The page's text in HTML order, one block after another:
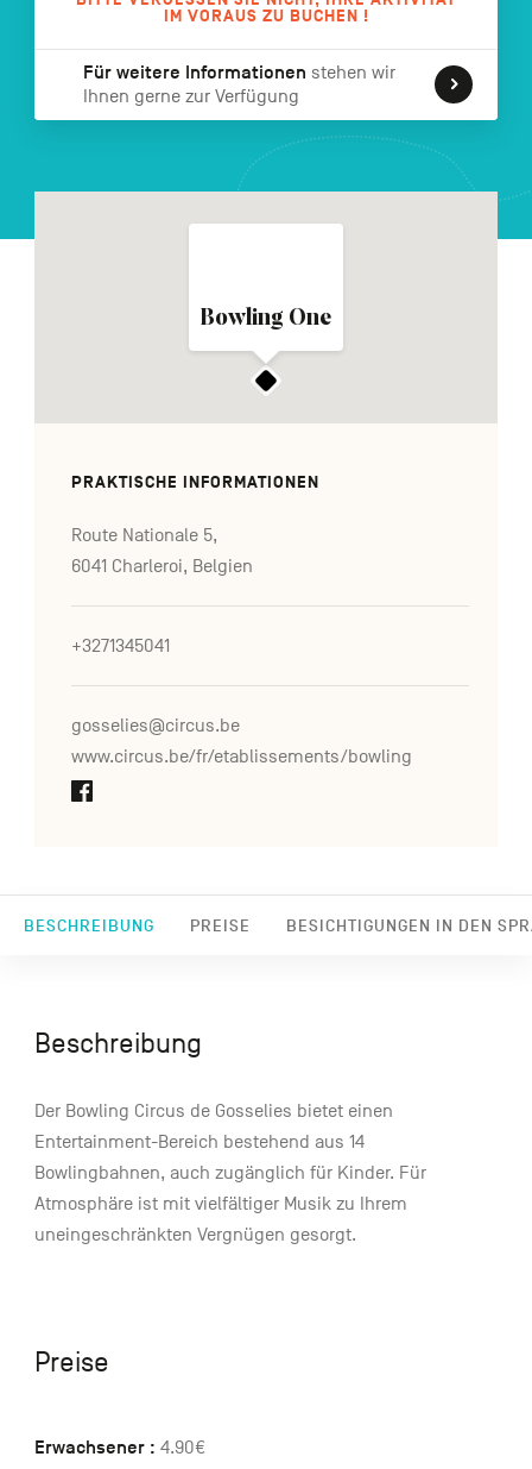
FR NL EN
IM VORAUS ZU BUCHEN !
Für weitere Informationen stehen wir
Ihnen gerne zur Verfügung
BESCHREIBUNG PREISE BESICHTIGUNGEN IN DEN
Bowling One
PRAKTISCHE INFORMATIONEN
Route Nationale 5,
6041 Charleroi, Belgien
+3271345041
gosselies@circus.be
www.circus.be/fr/etablissements/bowling
Beschreibung
Der Bowling Circus de Gosselies bietet einen
Entertainment-Bereich bestehend aus 14
Bowlingbahnen, auch zugänglich für Kinder. Für
Atmosphäre ist mit vielfältiger Musik zu Ihrem
uneingeschränkten Vergnügen gesorgt.
Preise
Erwachsener : 4.90€